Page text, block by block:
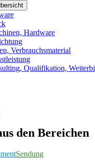
Hardware
Verbrauchsmaterial
Qualifikation,
den Bereichen
Sendung